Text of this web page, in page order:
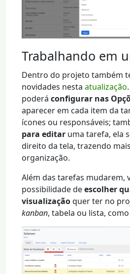
Trabalhando em
Dentro do projeto também
novidades nesta atualização
poderá configurar nas
aparecer em cada item da
ícones ou responsáveis;
para editar uma tarefa, ela
direito da tela, trazendo
organização.
Além das tarefas mudarem,
possibilidade deescolher
visualizaçãoquer ter no
kanban, tabela ou lista,